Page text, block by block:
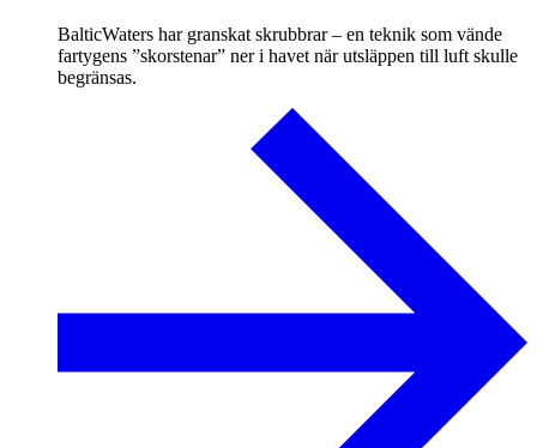
BalticWaters har granskat skrubbrar – en teknik som vände
fartygens ”skorstenar” ner i havet när utsläppen till luft skulle
begränsas.